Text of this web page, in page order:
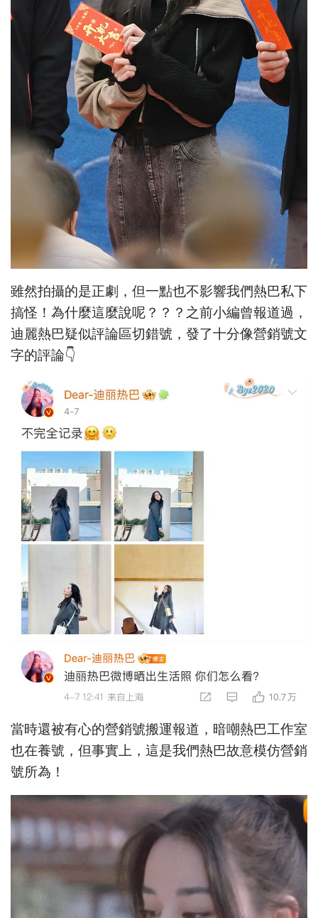
雖然拍攝的是正劇，但一點也不影響我們熱巴私下
搞怪！為什麼這麼說呢？？？之前小編曾報道過，
迪麗熱巴疑似評論區切錯號，發了十分像營銷號文
字的評論👇
當時還被有心的營銷號搬運報道，暗嘲熱巴工作室
也在養號，但事實上，這是我們熱巴故意模仿營銷
號所為！